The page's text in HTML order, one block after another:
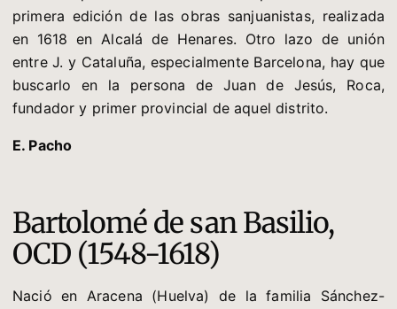
primera edición de las obras sanjuanistas, realizada
en 1618 en Alcalá de Henares. Otro lazo de unión
entre J. y Cataluña, especialmente Barcelona, hay que
buscarlo en la persona de Juan de Jesús, Roca,
fundador y primer provincial de aquel distrito.
E. Pacho
Bartolomé de san Basilio,
OCD (1548-1618)
Nació en Aracena (Huelva) de la familia Sánchez-